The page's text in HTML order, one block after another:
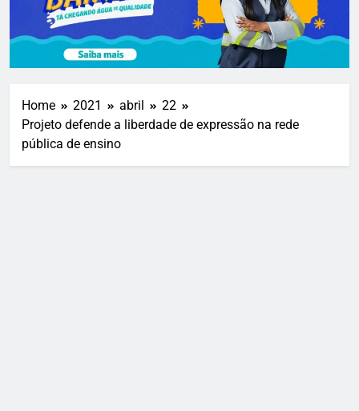
Home 2021 abril
22
Projeto defende a liberdade de expressão na rede
pública de ensino